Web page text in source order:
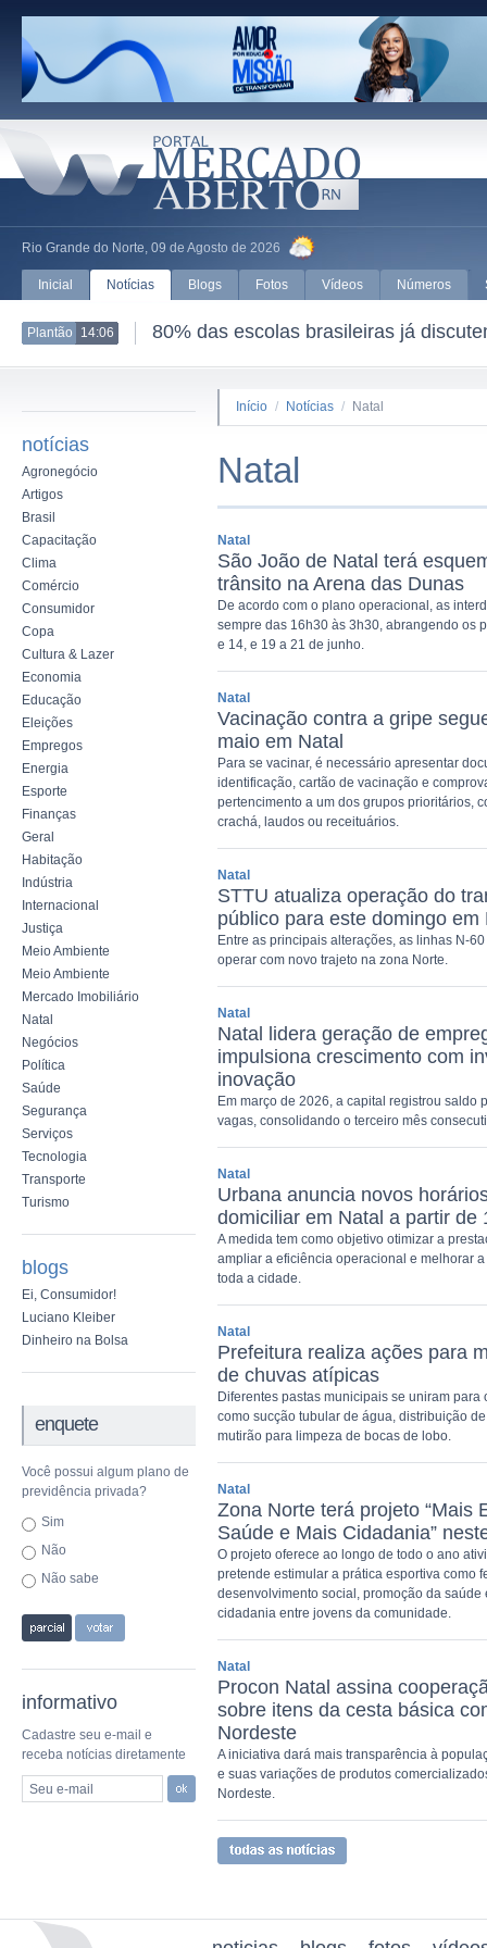
Rio Grande do Norte, 09 de Agosto de 2026
Inicial Notícias Blogs Fotos Vídeos Números
Plantão 14:06 80% das escolas brasileiras já
notícias
Agronegócio
Artigos
Brasil
Capacitação
Clima
Comércio
Consumidor
Copa
Cultura & Lazer
Economia
Educação
Eleições
Empregos
Energia
Esporte
Finanças
Geral
Habitação
Indústria
Internacional
Justiça
Meio Ambiente
Meio Ambiente
Mercado Imobiliário
Natal
Negócios
Política
Saúde
Segurança
Serviços
Tecnologia
Transporte
Turismo
blogs
Ei, Consumidor!
Luciano Kleiber
Dinheiro na Bolsa
enquete
Você possui algum plano de
previdência privada?
Sim
Não
Não sabe
informativo
Cadastre seu e-mail e
receba notícias diretamente
Seu e-mail
Início / Notícias / Natal
Natal
Natal
São João de Natal terá
trânsito na Arena das Dunas
De acordo com o plano operacional, as
sempre das 16h30 às 3h30, abrangendo os
e 14, e 19 a 21 de junho.
Natal
Vacinação contra a gripe
maio em Natal
Para se vacinar, é necessário apresentar
identificação, cartão de vacinação e
pertencimento a um dos grupos prioritários,
crachá, laudos ou receituários.
Natal
STTU atualiza operação do
público para este domingo em
Entre as principais alterações, as linhas N-
operar com novo trajeto na zona Norte.
Natal
Natal lidera geração de
impulsiona crescimento com
inovação
Em março de 2026, a capital registrou saldo
vagas, consolidando o terceiro mês
Natal
Urbana anuncia novos
domiciliar em Natal a partir de
A medida tem como objetivo otimizar a
ampliar a eficiência operacional e melhorar
toda a cidade.
Natal
Prefeitura realiza ações para
de chuvas atípicas
Diferentes pastas municipais se uniram para
como sucção tubular de água, distribuição
mutirão para limpeza de bocas de lobo.
Natal
Zona Norte terá projeto “Mais
Saúde e Mais Cidadania”
O projeto oferece ao longo de todo o ano
pretende estimular a prática esportiva como
desenvolvimento social, promoção da saúde
cidadania entre jovens da comunidade.
Natal
Procon Natal assina
sobre itens da cesta básica
Nordeste
A iniciativa dará mais transparência à
e suas variações de produtos
Nordeste.